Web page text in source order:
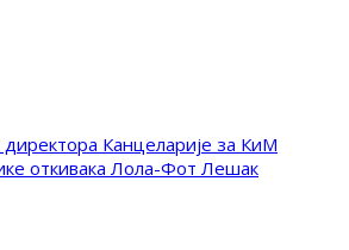
Канцеларије за КиМ
откивака Лола-Фот Лешак